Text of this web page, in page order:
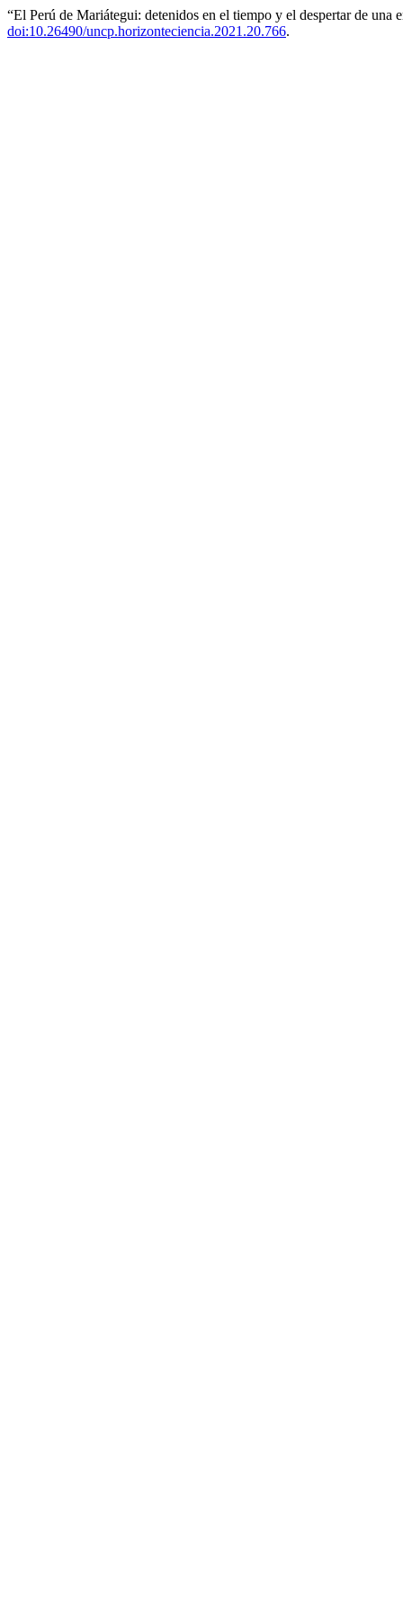
“El Perú de Mariátegui: detenidos en el tiempo y el despertar de una
doi:10.26490/uncp.horizonteciencia.2021.20.766.